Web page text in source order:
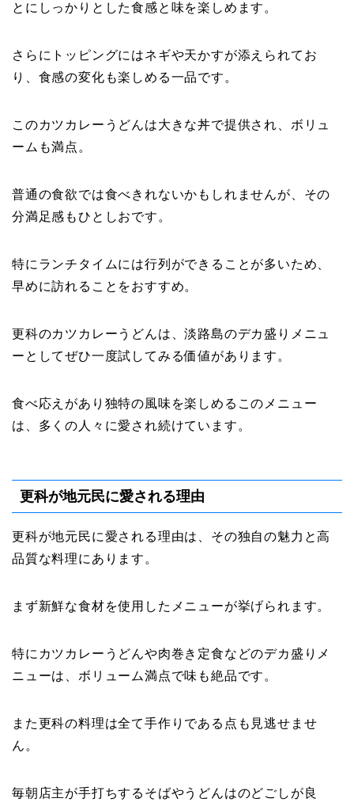
とにしっかりとした食感と味を楽しめます。
さらにトッピングにはネギや天かすが添えられてお
り、食感の変化も楽しめる一品です。
このカツカレーうどんは大きな丼で提供され、ボリュ
ームも満点。
普通の食欲では食べきれないかもしれませんが、その
分満足感もひとしおです。
特にランチタイムには行列ができることが多いため、
早めに訪れることをおすすめ。
更科のカツカレーうどんは、淡路島のデカ盛りメニュ
ーとしてぜひ一度試してみる価値があります。
食べ応えがあり独特の風味を楽しめるこのメニュー
は、多くの人々に愛され続けています。
更科が地元民に愛される理由
更科が地元民に愛される理由は、その独自の魅力と高
品質な料理にあります。
まず新鮮な食材を使用したメニューが挙げられます。
特にカツカレーうどんや肉巻き定食などのデカ盛りメ
ニューは、ボリューム満点で味も絶品です。
また更科の料理は全て手作りである点も見逃せませ
ん。
毎朝店主が手打ちするそばやうどんはのどごしが良